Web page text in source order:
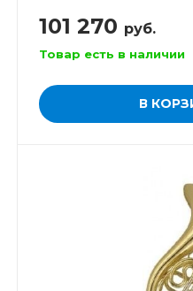
101 270 руб.
Товар есть в наличии
В